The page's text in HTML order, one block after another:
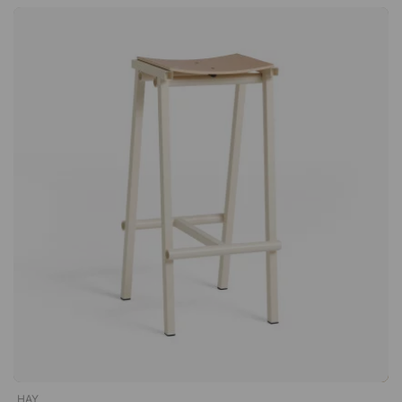
sijoittelu 4 metrin silikonijohto tarjoaa runsaasti mahdollisuuksia
säätää valaisimen korkeutta tilan mukaan. Käytännöllinen
ja muodon kanssa. Hänen töitään on esitelty useissa
näyttelyissä ympäri maailmaa, ja niitä on useiden museoiden
kokoelmissa. Vuonna 2017 hänet valittiin Vuoden
riippuvalaisin on osa Pierre Charpinin suosittua PC-sarjaa.
muotoilu sopii täydellisesti kokouspöytien yläpuolelle.
HAY